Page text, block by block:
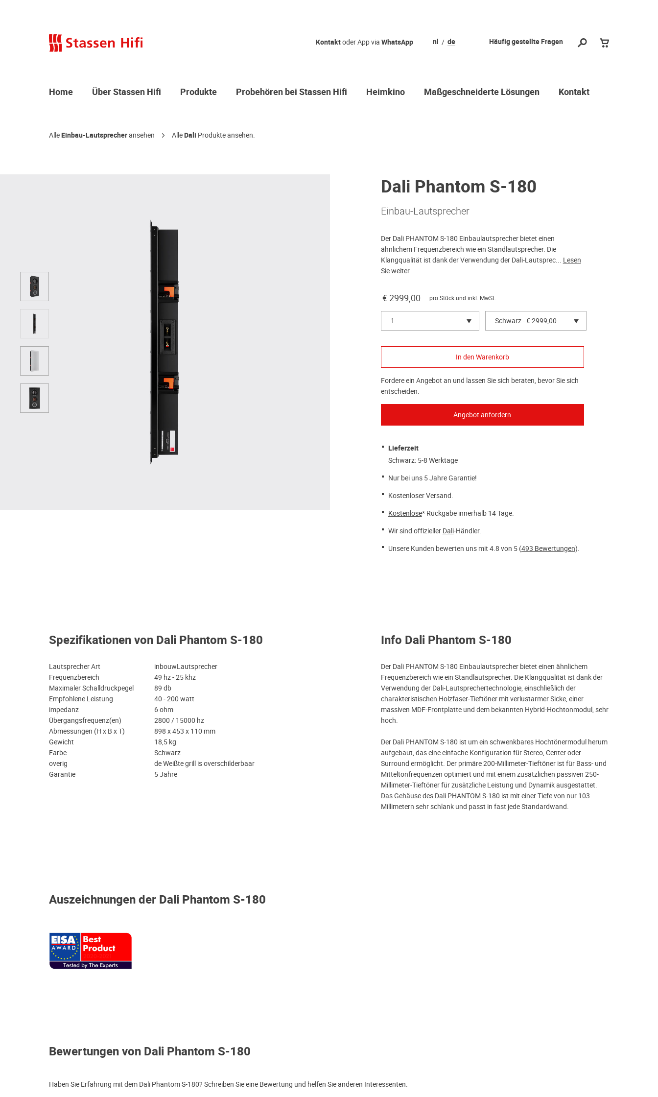
Häufig gestellte Fragen
nl de
Kontaktoder App via WhatsApp
Home Über Stassen Hifi Produkte Probehören bei Stassen Hifi Heimkino Maßgeschneiderte Lösungen Kontakt
AlleEinbau-Lautsprecheransehen AlleDali Produkte ansehen.
Dali Phantom S-180
Einbau-Lautsprecher
Der Dali PHANTOM S-180 Einbaulautsprecher bietet einen
ähnlichem Frequenzbereich wie ein Standlautsprecher. Die
Klangqualität ist dank der Verwendung der Dali-Lautsprec... Lesen
Sie weiter
€ 2999,00 pro Stück und inkl. MwSt.
1 Schwarz - € 2999,00
Fordere ein Angebot an und lassen Sie sich beraten, bevor Sie sich
entscheiden.
Lieferzeit
Schwarz: 5-8 Werktage
Nur bei uns 5 Jahre Garantie!
Kostenloser Versand.
Kostenlose* Rückgabe innerhalb 14 Tage.
Wir sind offizieller Dali-Händler.
Unsere Kunden bewerten uns mit 4.8 von 5 (493 Bewertungen).
Spezifikationen von Dali Phantom S-180
Lautsprecher Art
inbouwLautsprecher
Frequenzbereich
49 hz - 25 khz
Maximaler Schalldruckpegel
89 db
Empfohlene Leistung
40 - 200 watt
impedanz
6 ohm
Übergangsfrequenz(en)
2800 / 15000 hz
Abmessungen (H x B x T)
898 x 453 x 110 mm
Gewicht
18,5 kg
Farbe
Schwarz
overig
de Weißte grill is overschilderbaar
Garantie
5 Jahre
Info Dali Phantom S-180
Der Dali PHANTOM S-180 Einbaulautsprecher bietet einen ähnlichem
Frequenzbereich wie ein Standlautsprecher. Die Klangqualität ist dank der
Verwendung der Dali-Lautsprechertechnologie, einschließlich der
charakteristischen Holzfaser-Tieftöner mit verlustarmer Sicke, einer
massiven MDF-Frontplatte und dem bekannten Hybrid-Hochtonmodul, sehr
hoch.
Der Dali PHANTOM S-180 ist um ein schwenkbares Hochtönermodul herum
aufgebaut, das eine einfache Konfiguration für Stereo, Center oder
Surround ermöglicht. Der primäre 200-Millimeter-Tieftöner ist für Bass- und
Mitteltonfrequenzen optimiert und mit einem zusätzlichen passiven 250-
Millimeter-Tieftöner für zusätzliche Leistung und Dynamik ausgestattet.
Das Gehäuse des Dali PHANTOM S-180 ist mit einer Tiefe von nur 103
Millimetern sehr schlank und passt in fast jede Standardwand.
Auszeichnungen der Dali Phantom S-180
Bewertungen von Dali Phantom S-180
Haben Sie Erfahrung mit dem Dali Phantom S-180? Schreiben Sie eine Bewertung und helfen Sie anderen Interessenten.